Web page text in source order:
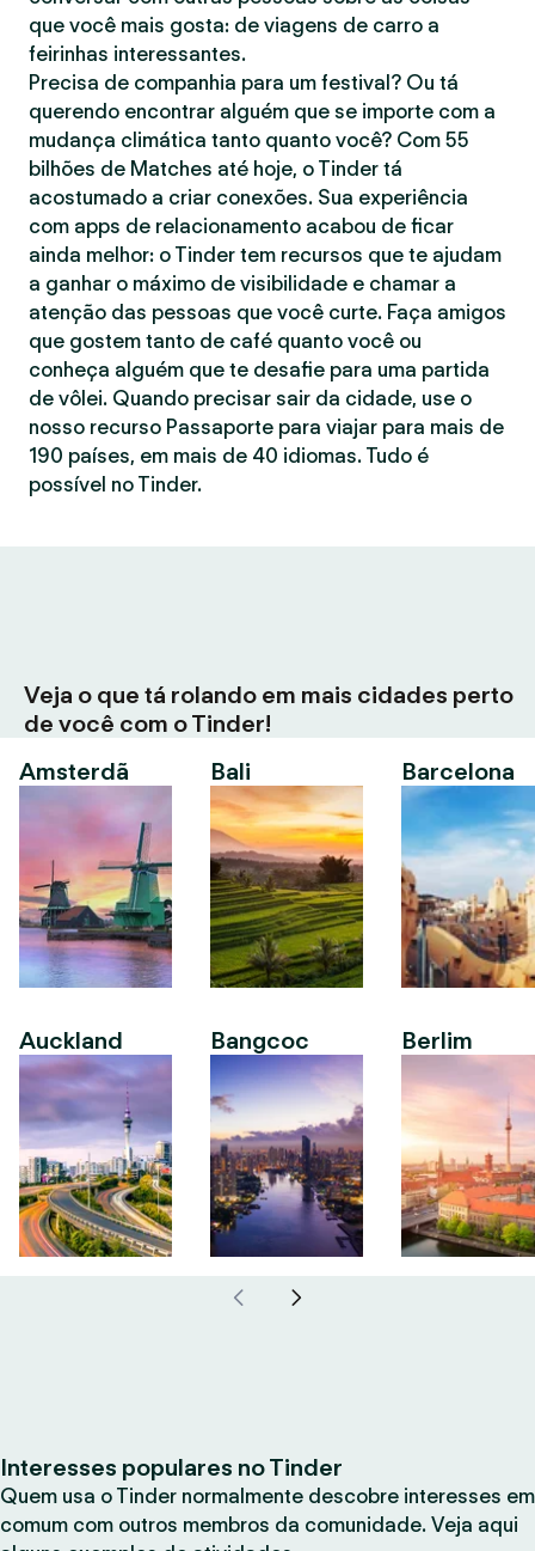
que você mais gosta: de viagens de carro a
feirinhas interessantes.
Precisa de companhia para um festival? Ou tá
querendo encontrar alguém que se importe com a
mudança climática tanto quanto você? Com 55
bilhões de Matches até hoje, o Tinder tá
acostumado a criar conexões. Sua experiência
com apps de relacionamento acabou de ficar
ainda melhor: o Tinder tem recursos que te ajudam
a ganhar o máximo de visibilidade e chamar a
atenção das pessoas que você curte. Faça amigos
que gostem tanto de café quanto você ou
conheça alguém que te desafie para uma partida
de vôlei. Quando precisar sair da cidade, use o
nosso recurso Passaporte para viajar para mais de
190 países, em mais de 40 idiomas. Tudo é
possível no Tinder.
Veja o que tá rolando em mais cidades perto
de você com o Tinder!
Amsterdã
Auckland
Bali
Bangcoc
Barcelona
Berlim
Interesses populares no Tinder
Quem usa o Tinder normalmente descobre interesses em
comum com outros membros da comunidade. Veja aqui